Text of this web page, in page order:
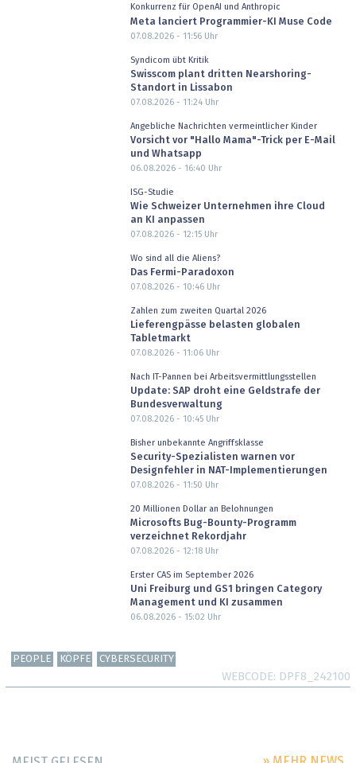
Konkurrenz für OpenAI und Anthropic
Meta lanciert Programmier-KI Muse Code
07.08.2026 - 11:56Uhr
Syndicom übt Kritik
Swisscom plant dritten Nearshoring-
Standort in Lissabon
07.08.2026 - 11:24Uhr
Angebliche Nachrichten vermeintlicher Kinder
Vorsicht vor "Hallo Mama"-Trick per E-Mail
und Whatsapp
06.08.2026 - 16:40 Uhr
ISG-Studie
Wie Schweizer Unternehmen ihre Cloud
an KI anpassen
07.08.2026 - 12:15Uhr
Wo sind all die Aliens?
Das Fermi-Paradoxon
07.08.2026 - 10:46Uhr
Zahlen zum zweiten Quartal 2026
Lieferengpässe belasten globalen
Tabletmarkt
07.08.2026 - 11:06Uhr
Nach IT-Pannen bei Arbeitsvermittlungsstellen
Update: SAP droht eine Geldstrafe der
Bundesverwaltung
07.08.2026 - 10:45Uhr
Bisher unbekannte Angriffsklasse
Security-Spezialisten warnen vor
Designfehler in NAT-Implementierungen
07.08.2026 - 11:50 Uhr
20 Millionen Dollar an Belohnungen
Microsofts Bug-Bounty-Programm
verzeichnet Rekordjahr
07.08.2026 - 12:18Uhr
Erster CAS im September 2026
Uni Freiburg und GS1 bringen Category
Management und KI zusammen
06.08.2026 - 15:02 Uhr
PEOPLE KÖPFE CYBERSECURITY
WEBCODE DPF8_242100